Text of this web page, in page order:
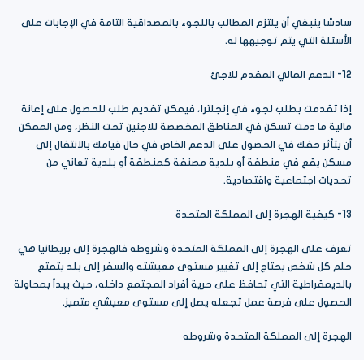
سادسًا ينبغي أن يلتزم المطالب باللجوء بالمصداقية التامة في الإجابات على
الأسئلة التي يتم توجيهها له.
12- الدعم المالي المقدم للاجئ
إذا تقدمت بطلب لجوء في إنجلترا، فيمكن تقديم طلب للحصول على إعانة
مالية ما دمت تسكن في المناطق المخصصة للاجئين تحت النظر، ومن الممكن
أن يتأثر حقك في الحصول على الدعم الخاص في حال قيامك بالانتقال إلى
مسكن يقع في منطقة أو بلدية مصنفة كمنطقة أو بلدية تعاني من
تحديات اجتماعية واقتصادية.
13- كيفية الهجرة إلى المملكة المتحدة
تعرف على الهجرة إلى المملكة المتحدة وشروطه فالهجرة إلى بريطانيا هي
حلم كل شخص يحتاج إلى تغيير مستوى معيشته والسفر إلى بلد يتمتع
بالديمقراطية التي تحافظ على حرية أفراد المجتمع داخله، حيث يبدأ بمحاولة
الحصول على فرصة عمل تجعله يصل إلى مستوى معيشي متميز.
الهجرة إلى المملكة المتحدة وشروطه